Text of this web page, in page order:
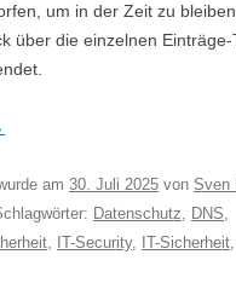
um in der Zeit zu
über die einzelnen
am 30. Juli 2025 von Sven
Datenschutz, DNS,
, IT-Security, IT-Sicherheit,